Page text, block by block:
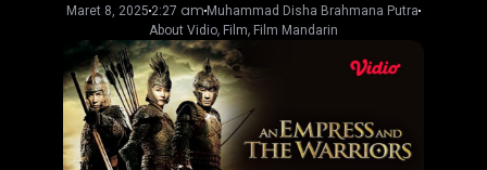
Maret 8, 2025 2:27 am Muhammad Disha Brahmana Putra
About Vidio, Film, Film Mandarin